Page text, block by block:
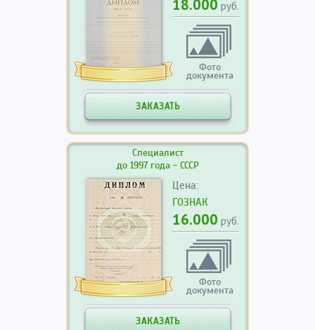
18.000 руб.
Фото
документа
ЗАКАЗАТЬ
Специалист
до 1997 года - СССР
Цена:
ГОЗНАК
16.000 руб.
Фото
документа
ЗАКАЗАТЬ